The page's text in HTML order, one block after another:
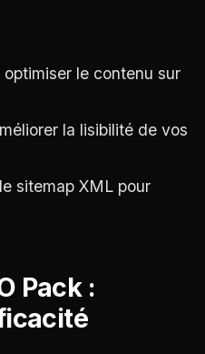
le contenu sur
la lisibilité de vos
sitemap XML pour
Pack :